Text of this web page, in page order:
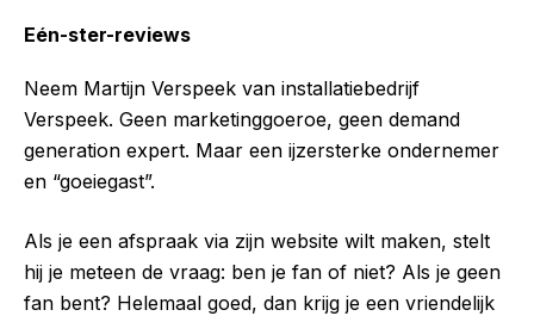
Eén-ster-reviews
Neem Martijn Verspeek van installatiebedrijf
Verspeek. Geen marketinggoeroe, geen demand
generation expert. Maar een ijzersterke ondernemer
en “goeiegast”.
Als je een afspraak via zijn website wilt maken, stelt
hij je meteen de vraag: ben je fan of niet? Als je geen
fan bent? Helemaal goed, dan krijg je een vriendelijk